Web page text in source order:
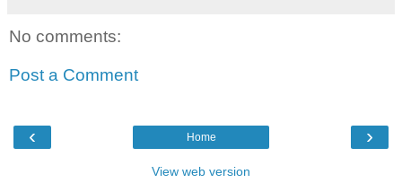
No comments:
Post a Comment
‹ ›
Home
View web version